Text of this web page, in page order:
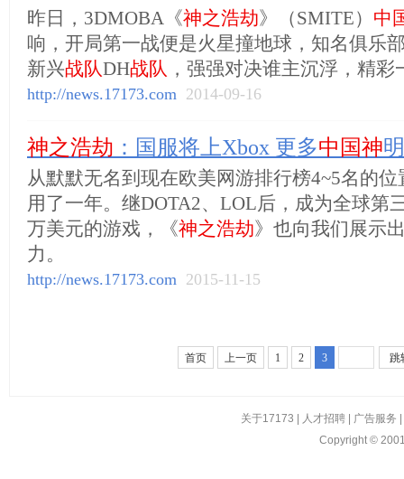
昨日，3DMOBA《神之浩劫》（SMITE） 中
响，开局第一战便是火星撞地球，知名俱乐
新兴战队DH战队 ，强强对决谁主沉浮，精彩
http://news.17173.com 2014-09-16
神之浩劫 ：国服将上Xbox 更多中国神
从默默无名到现在欧美网游排行榜4~5名的位
用了一年。继DOTA2、LOL后，成为全球第
万美元的游戏，《神之浩劫》也向我们展示
力。
http://news.17173.com 2015-11-15
首页 上一页 1 2 3 跳
关于17173 人才招聘 广告服务
Copyright ©